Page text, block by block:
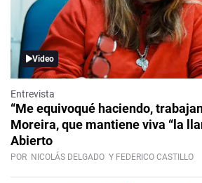
Video
Entrevista
“Me equivoqué haciendo,
Moreira, que mantiene viva “la
Abierto
POR NICOLÁS DELGADO Y FEDERICO CASTILLO